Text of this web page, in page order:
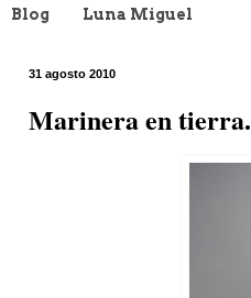
Blog Luna Miguel
31 agosto 2010
Marinera en tierra.